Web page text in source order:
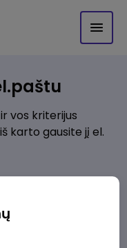
vos kriterijus
karto gausite jį el.